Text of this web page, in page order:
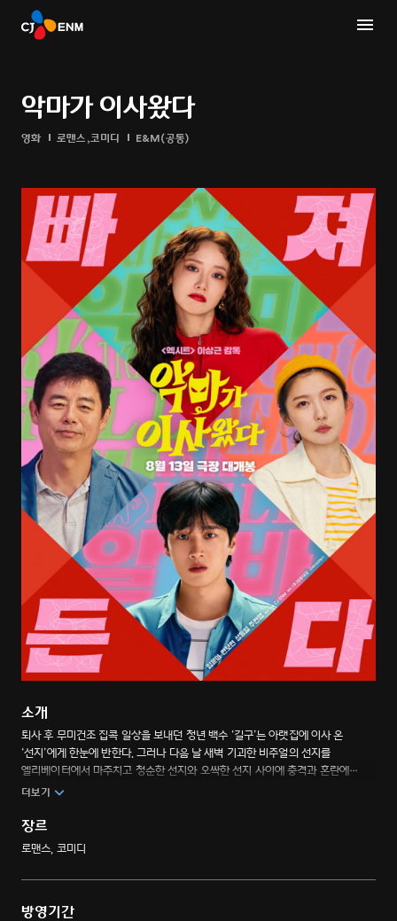
악마가 이사왔다
영화 로맨스,코미디 E&M(공통)
소개
퇴사 후 무미건조 집콕 일상을 보내던 청년 백수 ‘길구’는 아랫집에 이사 온
‘선지’에게 한눈에 반한다. 그러나 다음 날 새벽 기괴한 비주얼의 선지를
엘리베이터에서 마주치고 청순한 선지와 오싹한 선지 사이에 충격과 혼란에
빠지게 된다. 그날부터 선지의 정체에 대한 호기심 반, 두려움 반 주변을 맴돌던
새벽이 되면 악마가 깨어나 완전히 다른 사람으로 변한다는 것. 장수는 길구에게
새벽에만 선지의 보호자 역할을 수행하는 험난한 아르바이트 자리를 제안한다.
아랫집에 이사 온 악마를 매일 새벽 감시하는 오싹한 미스터리 로맨틱 코미디.
더보기
장르
로맨스, 코미디
방영기간